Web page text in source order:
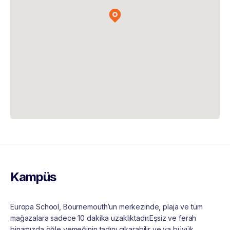
Kampüs
Europa School, Bournemouth’un merkezinde, plaja ve tüm
mağazalara sadece 10 dakika uzaklıktadır.Eşsiz ve ferah